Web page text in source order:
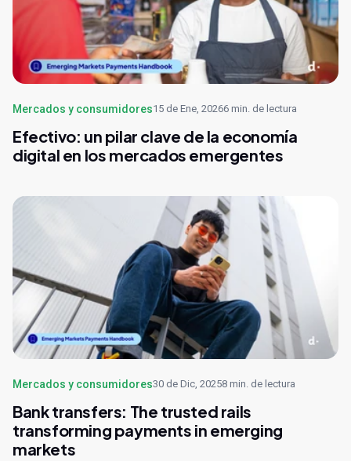
Mercados y consumidores15 de Ene, 20266 min. de lectura
Efectivo: un pilar clave de la economía
digital en los mercados emergentes
Mercados y consumidores30 de Dic, 20258 min. de lectura
Bank transfers: The trusted rails
transforming payments in emerging
markets